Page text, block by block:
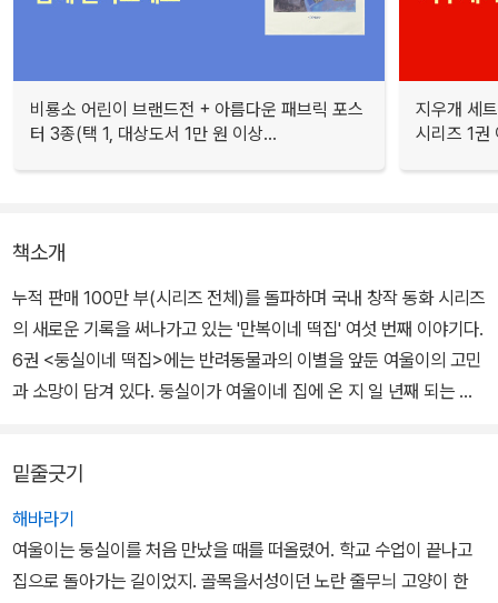
비룡소 어린이 브랜드전 + 아름다운 패브릭 포스
터 3종(택 1, 대상도서 1만 원 이상...
지우개 세
시리즈 1권
책소개
누적 판매 100만 부(시리즈 전체)를 돌파하며 국내 창작 동화 시리즈
의 새로운 기록을 써나가고 있는 '만복이네 떡집' 여섯 번째 이야기다.
6권 <둥실이네 떡집>에는 반려동물과의 이별을 앞둔 여울이의 고민
과 소망이 담겨 있다. 둥실이가 여울이네 집에 온 지 일 년째 되는 날,
를 위해 여울이는 무엇이든 해 주고 싶다. 그런 여울이를 지켜보던 꼬
랑지는 여울이와 둥실이를 도와줄 소원 떡을 만들기로 결심한다.
이번 이야기에서도 먹으면 고통이 사라지는 약떡, 살랑살랑 몸이 가
밑줄긋기
해바라기
여울이는 둥실이를 처음 만났을 때를 떠올렸어. 학교 수업이 끝나고
집으로 돌아가는 길이었지. 골목을서성이던 노란 줄무늬 고양이 한